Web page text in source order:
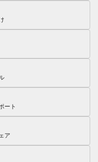
ート
ア